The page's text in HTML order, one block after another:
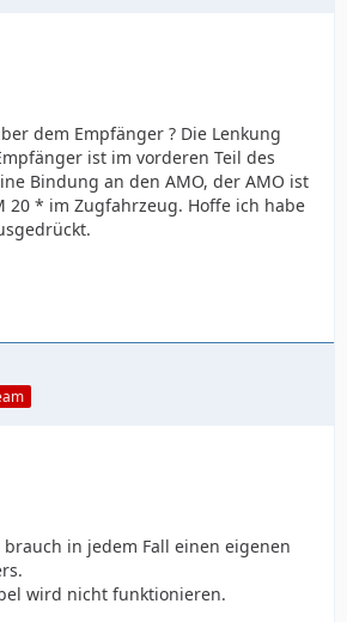
dem Empfänger ? Die Lenkung
ist im vorderen Teil des
Bindung an den AMO, der AMO ist
20 * im Zugfahrzeug. Hoffe ich habe
in jedem Fall einen eigenen
wird nicht funktionieren.